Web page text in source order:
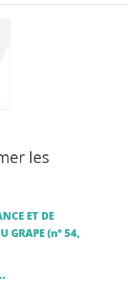
les
ET DE
GRAPE (n° 54,